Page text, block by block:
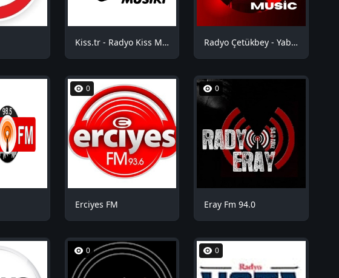
Kiss.tr - Radyo Kiss Musiki Radyo Çetükbey - Yabancı Hit
0
Erciyes FM
0
Eray Fm 94.0
0 0